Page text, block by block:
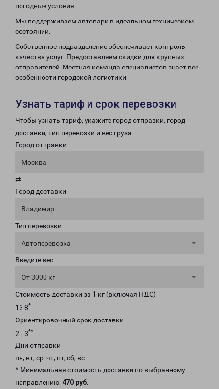
погодные условия.
Мы поддерживаем автопарк в идеальном техническом
состоянии.
Собственное подразделение обеспечивает контроль
качества услуг. Предоставляем скидки для крупных
отправителей. Местная команда специалистов знает все
особенности городской логистики.
Узнать тариф и срок перевозки
Чтобы узнать тариф, укажите город отправки, город
доставки, тип перевозки и вес груза.
Город отправки
Москва
⇄
Город доставки
Владимир
Тип перевозки
Автоперевозка
Введите вес
От 3000 кг
Стоимость доставки за 1 кг (включая НДС)
13.8*
Ориентировочный срок доставки
2 - 3**
Дни отправки
пн, вт, ср, чт, пт, сб, вс
* Минимальная стоимость доставки по выбранному
направлению: 470 руб.